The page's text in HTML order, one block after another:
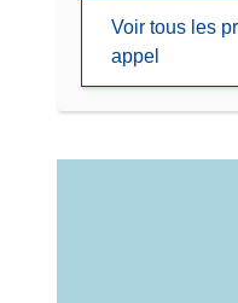
Voir tous les
appel